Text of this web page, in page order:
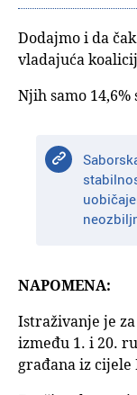
Dodajmo i da
vladajuća
Njih samo
NAPOMENA:
Istraživanje je
između 1. i 20.
građana iz cijele